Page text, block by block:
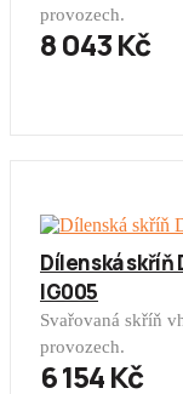
provozech.
8 043 Kč
Dílenská skříň
IG005
Svařovaná skříň
provozech.
6 154 Kč